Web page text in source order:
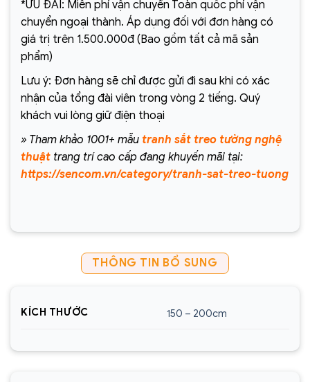
*ƯU ĐÃI: Miễn phí vận chuyển Toàn quốc phí vận
chuyển ngoại thành. Áp dụng đối với đơn hàng có
giá trị trên 1.500.000đ (Bao gồm tất cả mã sản
phẩm)
Lưu ý: Đơn hàng sẽ chỉ được gửi đi sau khi có xác
nhận của tổng đài viên trong vòng 2 tiếng. Quý
khách vui lòng giữ điện thoại
» Tham khảo 1001+ mẫu tranh sắt treo tường nghệ
thuật trang trí cao cấp đang khuyến mãi tại:
https://sencom.vn/category/tranh-sat-treo-tuong
THÔNG TIN BỔ SUNG
KÍCH THƯỚC 150 – 200cm